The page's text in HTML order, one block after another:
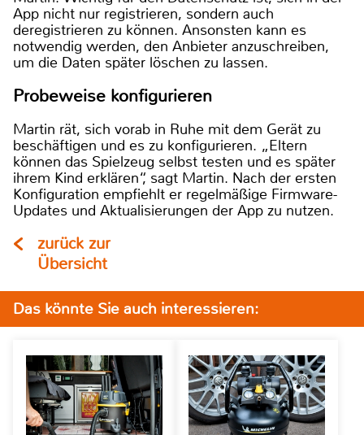
App nicht nur registrieren, sondern auch
deregistrieren zu können. Ansonsten kann es
notwendig werden, den Anbieter anzuschreiben,
um die Daten später löschen zu lassen.
Probeweise konfigurieren
Martin rät, sich vorab in Ruhe mit dem Gerät zu
beschäftigen und es zu konfigurieren. „Eltern
können das Spielzeug selbst testen und es später
ihrem Kind erklären“, sagt Martin. Nach der ersten
Konfiguration empfiehlt er regelmäßige Firmware-
Updates und Aktualisierungen der App zu nutzen.
zurück zur
Übersicht
Das könnte Sie auch interessieren: